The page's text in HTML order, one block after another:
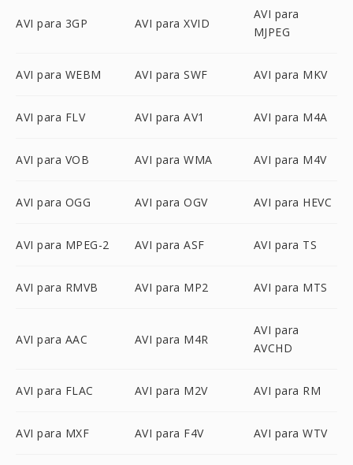
AVI para 3GP AVI para XVID
AVI para
MJPEG
AVI para WEBM AVI para SWF AVI para MKV
AVI para FLV AVI para AV1 AVI para M4A
AVI para VOB AVI para WMA AVI para M4V
AVI para OGG AVI para OGV AVI para HEVC
AVI para MPEG-2 AVI para ASF AVI para TS
AVI para RMVB AVI para MP2 AVI para MTS
AVI para AAC AVI para M4R
AVI para
AVCHD
AVI para FLAC AVI para M2V AVI para RM
AVI para MXF AVI para F4V AVI para WTV